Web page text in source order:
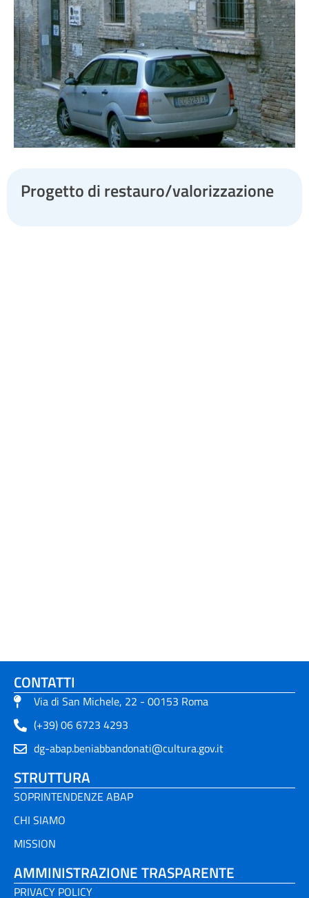
Progetto di restauro/valorizzazione
CONTATTI
Via di San Michele, 22 - 00153 Roma
(+39) 06 6723 4293
dg-abap.beniabbandonati@cultura.gov.it
STRUTTURA
SOPRINTENDENZE ABAP
CHI SIAMO
MISSION
AMMINISTRAZIONE TRASPARENTE
PRIVACY POLICY